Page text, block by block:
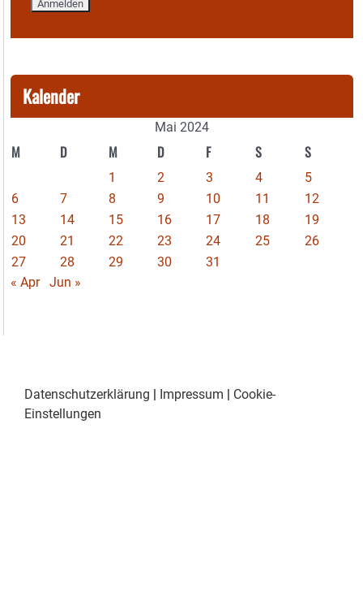
Kalender
Mai 2024
M D M D F S S
1 2 3 4
5
6
7 8 9 10 11
12
13
14 15 16 17 18
19
20
21 22 23 24 25
26
27
28 29 30
31
« Apr
Jun »
Datenschutzerklärung Impressum
Cookie-
Einstellungen